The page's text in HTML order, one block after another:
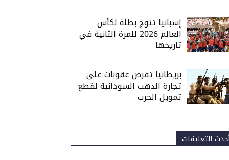
إسبانيا تتوج بطلة لكأس
العالم 2026 للمرة الثانية في
تاريخها
بريطانيا تفرض عقوبات على
تجارة الذهب السودانية لقطع
تمويل الحرب
التعليقات